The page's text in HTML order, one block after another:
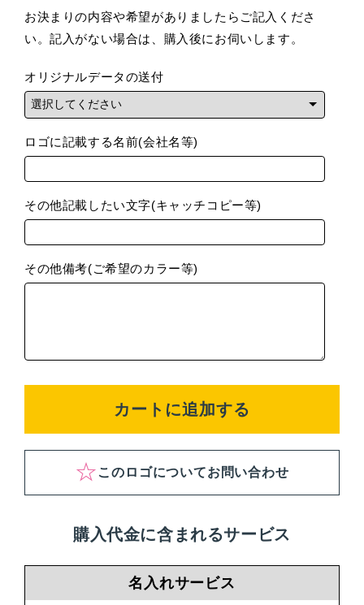
格
お決まりの内容や希望がありましたらご記入くださ
い。記入がない場合は、購入後にお伺いします。
オリジナルデータの送付
ロゴに記載する名前(会社名等)
その他記載したい文字(キャッチコピー等)
その他備考(ご希望のカラー等)
カートに追加する
このロゴについてお問い合わせ
購入代金に含まれるサービス
名入れサービス